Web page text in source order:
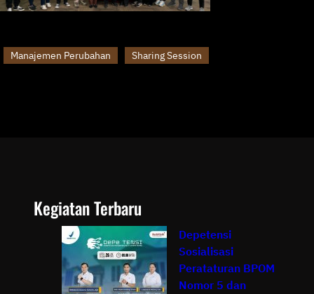
Manajemen Perubahan Sharing Session
Kegiatan Terbaru
Depetensi
Sosialisasi
Perataturan BPOM
Nomor 5 dan